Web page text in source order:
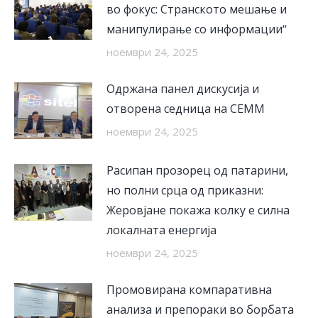
во фокус: Странското мешање и
манипулирање со информации“
ноември 24, 2025
Одржана панел дискусија и
отворена седница на СЕММ
ноември 24, 2025
Расипан прозорец од патарини,
но полни срца од приказни:
Жеровјане покажа колку е силна
локалната енергија
ноември 24, 2025
Промовирана компаративна
анализа и препораки во борбата